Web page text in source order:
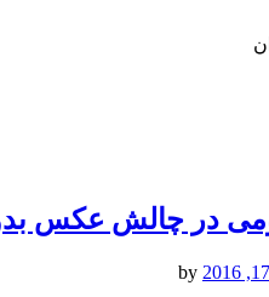
در چالش عکس